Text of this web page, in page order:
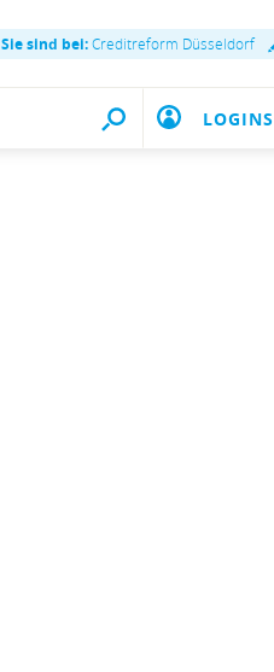
Sie sind bei:Creditreform Düsseldorf
LOGINS